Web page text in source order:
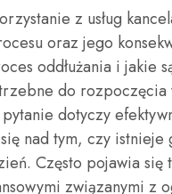
z usług
oraz jego
oddłużania i
do rozpoczęcia
dotyczy
nad tym, czy
Często pojawia
związanymi z